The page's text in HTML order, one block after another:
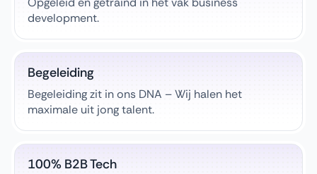
development.
Begeleiding
Begeleiding zit in ons DNA – Wij halen het
maximale uit jong talent.
100% B2B Tech